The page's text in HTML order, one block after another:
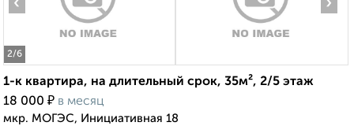
2/6
1-к квартира, на длительный срок, 35м², 2/5 этаж
18 000 ₽ в месяц
мкр. МОГЭС, Инициативная 18